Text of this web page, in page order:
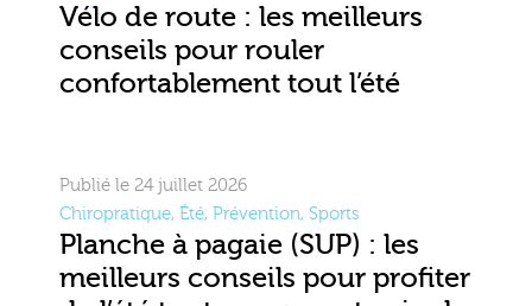
Vélo de route : les meilleurs
conseils pour rouler
confortablement tout l’été
Publié le 24 juillet 2026
Chiropratique, Été, Prévention, Sports
Planche à pagaie (SUP) : les
meilleurs conseils pour profiter